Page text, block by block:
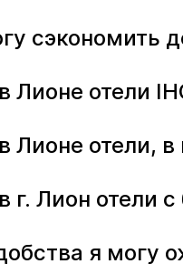
сэкономить
Лионе отели
Лионе отели,
г. Лион отели
я могу